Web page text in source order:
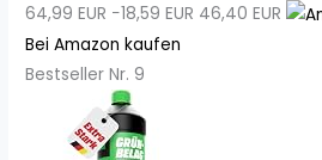
64,99 EUR −18,59 EUR 46,40 EUR
Bei Amazon kaufen
Bestseller Nr. 9